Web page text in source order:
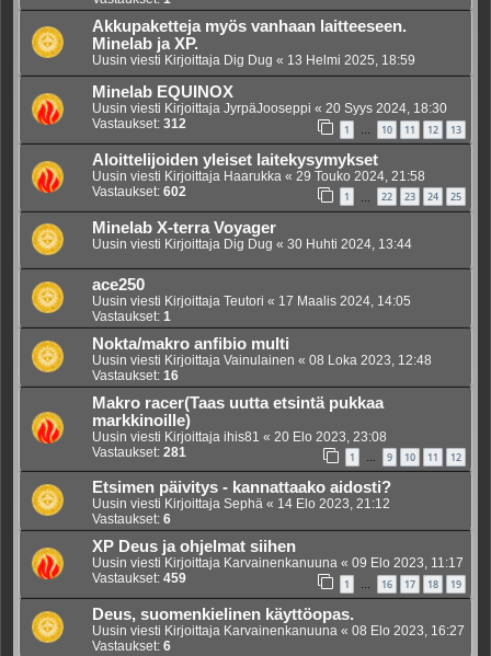
Akkupaketteja myös vanhaan laitteeseen.
Minelab ja XP.
Uusin viesti Kirjoittaja Dig Dug « 13 Helmi 2025, 18:59
Minelab EQUINOX
Uusin viesti Kirjoittaja JyrpäJooseppi « 20 Syys 2024, 18:30
Vastaukset: 312 1 10 11 12 13
Aloittelijoiden yleiset laitekysymykset
Uusin viesti Kirjoittaja Haarukka « 29 Touko 2024, 21:58
Vastaukset: 602 1 22 23 24 25
Minelab X-terra Voyager
Uusin viesti Kirjoittaja Dig Dug « 30 Huhti 2024, 13:44
ace250
Uusin viesti Kirjoittaja Teutori « 17 Maalis 2024, 14:05
Vastaukset: 1
Nokta/makro anfibio multi
Uusin viesti Kirjoittaja Vainulainen « 08 Loka 2023, 12:48
Vastaukset: 16
Makro racer(Taas uutta etsintä pukkaa
markkinoille)
Uusin viesti Kirjoittaja ihis81 « 20 Elo 2023, 23:08
Vastaukset: 281 1 … 9 10 11 12
Etsimen päivitys - kannattaako aidosti?
Uusin viesti Kirjoittaja Sephä « 14 Elo 2023, 21:12
Vastaukset: 6
XP Deus ja ohjelmat siihen
Uusin viesti Kirjoittaja Karvainenkanuuna « 09 Elo 2023, 11:17
Vastaukset: 459 1 … 16 17 18 19
Deus, suomenkielinen käyttöopas.
Uusin viesti Kirjoittaja Karvainenkanuuna « 08 Elo 2023, 16:27
Vastaukset: 6